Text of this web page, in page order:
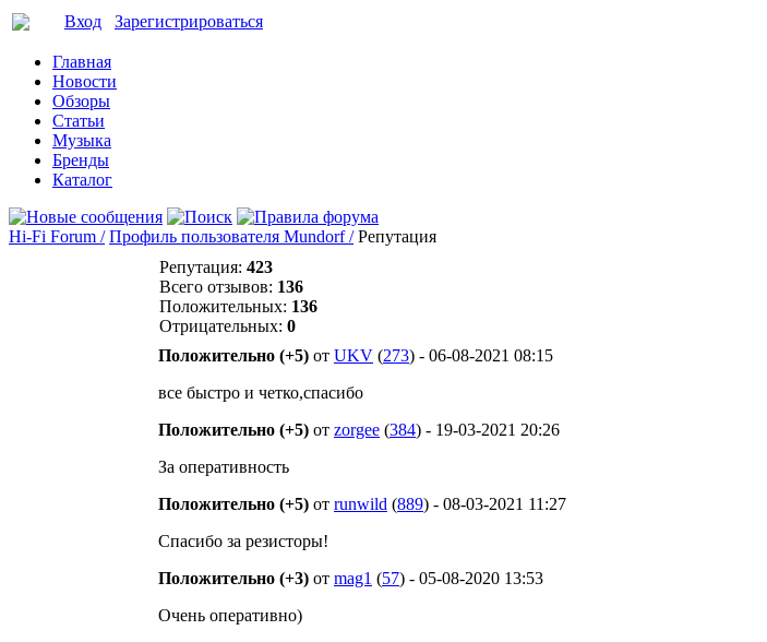
Вход Зарегистрироваться
Главная
Новости
Обзоры
Статьи
Музыка
Бренды
Каталог
Hi-Fi Forum / Профиль пользователя Mundorf / Репутация
Репутация: 423
Всего отзывов: 136
Положительных: 136
Отрицательных: 0
Положительно (+5) от UKV (273) - 06-08-2021 08:15
все быстро и четко,спасибо
Положительно (+5) от zorgee (384) - 19-03-2021 20:26
За оперативность
Положительно (+5) от runwild (889) - 08-03-2021 11:27
Спасибо за резисторы!
Положительно (+3) от mag1 (57) - 05-08-2020 13:53
Очень оперативно)